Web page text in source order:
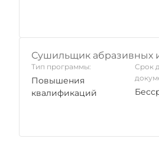
Сушильщик абразивных
Тип программы:
Повышения
квалификаций
Срок